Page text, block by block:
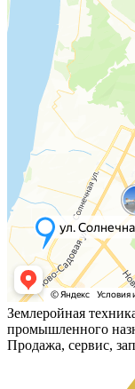
Землеройная
промышленного
Продажа, сервис,